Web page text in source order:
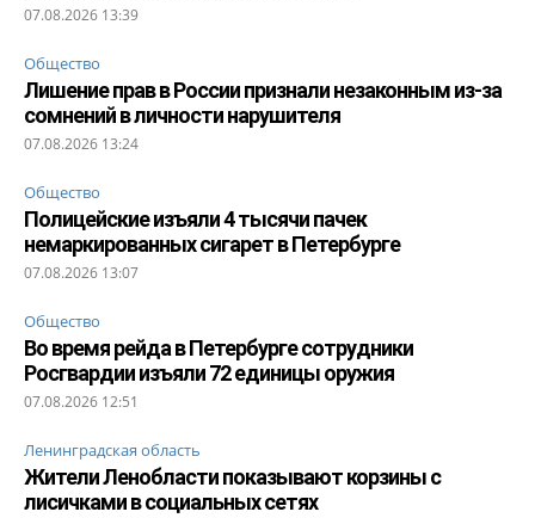
07.08.2026 13:39
Общество
Лишение прав в России признали незаконным из-за
сомнений в личности нарушителя
07.08.2026 13:24
Общество
Полицейские изъяли 4 тысячи пачек
немаркированных сигарет в Петербурге
07.08.2026 13:07
Общество
Во время рейда в Петербурге сотрудники
Росгвардии изъяли 72 единицы оружия
07.08.2026 12:51
Ленинградская область
Жители Ленобласти показывают корзины с
лисичками в социальных сетях